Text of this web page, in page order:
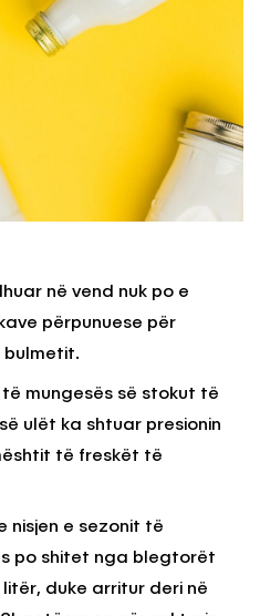
në vend nuk po e
përpunuese për
bulmetit.
mungesës së stokut të
ulët ka shtuar presionin
të freskët të
nisjen e sezonit të
po shitet nga blegtorët
litër, duke arritur deri në